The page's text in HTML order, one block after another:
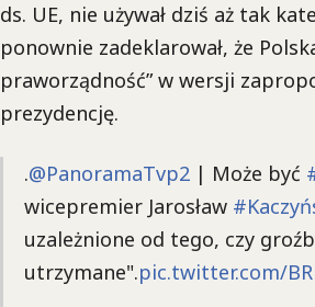
ds. UE, nie używał dziś aż tak
ponownie zadeklarował, że
praworządność” w wersji
prezydencję.
.@PanoramaTvp2| Może być
wicepremier Jarosław
uzależnione od tego, czy
utrzymane".pic.twitter.com/